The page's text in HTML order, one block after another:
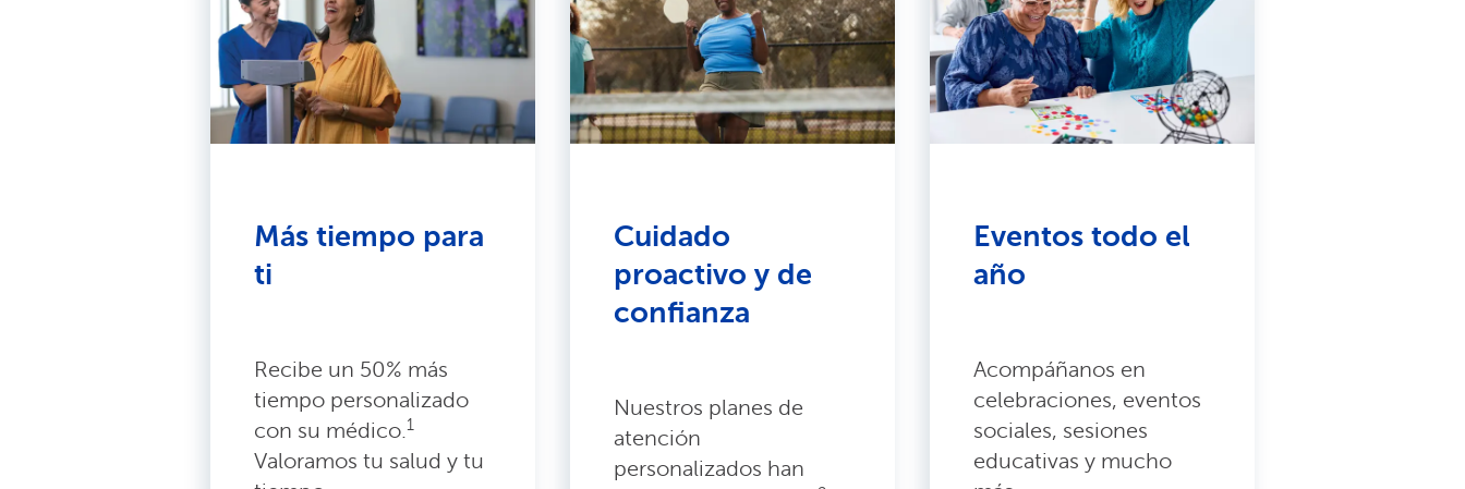
Más tiempo para
ti
Recibe un 50% más
tiempo personalizado
con su médico.1
Valoramos tu salud y tu
Cuidado
proactivo y de
confianza
Nuestros planes de
atención
personalizados han
Eventos todo el
año
Acompáñanos en
celebraciones, eventos
sociales, sesiones
educativas y mucho